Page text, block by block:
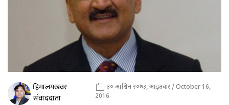
हिमालयखवर
संवाददाता
३० आश्विन २०७३, आइतबार / October 16,
2016